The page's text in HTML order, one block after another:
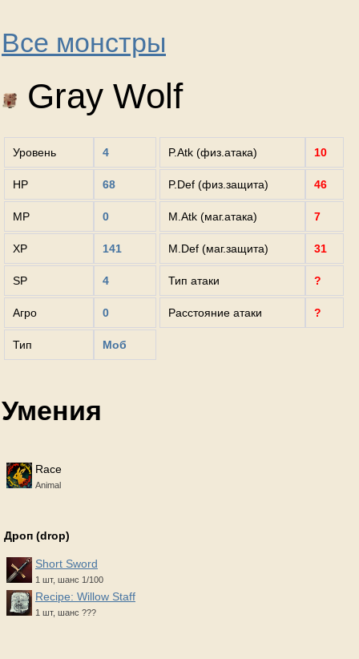
Все монстры
Gray Wolf
Уровень 4
HP 68
MP 0
XP 141
SP 4
Агро 0
Тип Моб
P.Atk (физ.атака) 10
P.Def (физ.защита) 46
M.Atk (маг.атака) 7
M.Def (маг.защита) 31
Тип атаки ?
Расстояние атаки ?
Умения
Race
Animal
Дроп (drop)
Short Sword
1 шт, шанс 1/100
Recipe: Willow Staff
1 шт, шанс ???